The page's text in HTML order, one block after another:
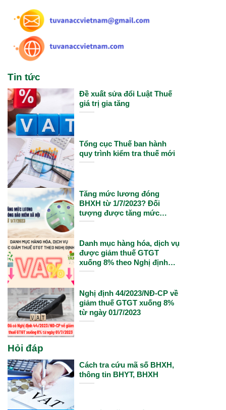
Tin tức
Đề xuất sửa đổi Luật Thuế
giá trị gia tăng
Tổng cục Thuế ban hành
quy trình kiểm tra thuế mới
Tăng mức lương đóng
BHXH từ 1/7/2023? Đối
tượng được tăng mức
lương đóng BHXH theo
Danh mục hàng hóa, dịch vụ
được giảm thuế GTGT
xuống 8% theo Nghị định
15/2022
Nghị định 44/2023/NĐ-CP về
giảm thuế GTGT xuống 8%
từ ngày 01/7/2023
Hỏi đáp
Cách tra cứu mã số BHXH,
thông tin BHYT, BHXH